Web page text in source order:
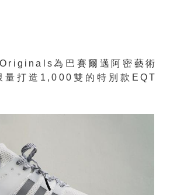
為巴賽爾邁阿密藝術
打造1,000雙的特別款EQT